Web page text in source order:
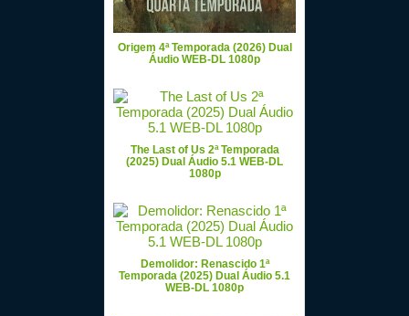
Origem 4ª Temporada (2026) Dual
Áudio WEB-DL 1080p
The Last of Us 2ª Temporada
(2025) Dual Áudio 5.1 WEB-DL
1080p
Demolidor: Renascido 1ª
Temporada (2025) Dual Áudio 5.1
WEB-DL 1080p